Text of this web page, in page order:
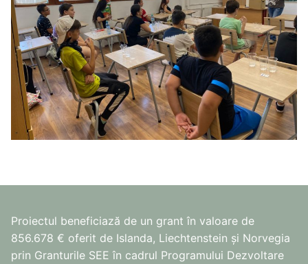
Proiectul beneficiază de un grant în valoare de
856.678 € oferit de Islanda, Liechtenstein și Norvegia
prin Granturile SEE în cadrul Programului Dezvoltare